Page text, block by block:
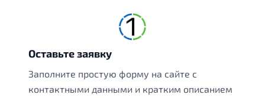
Оставьте заявку
Заполните простую форму на сайте с
контактными данными и кратким описанием